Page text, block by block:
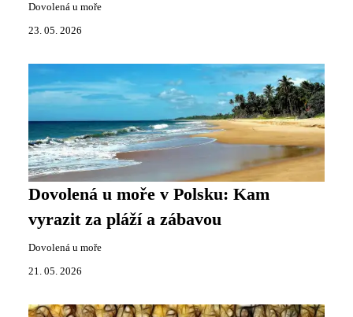
Dovolená u moře
23. 05. 2026
Dovolená u moře v Polsku: Kam
vyrazit za pláží a zábavou
Dovolená u moře
21. 05. 2026